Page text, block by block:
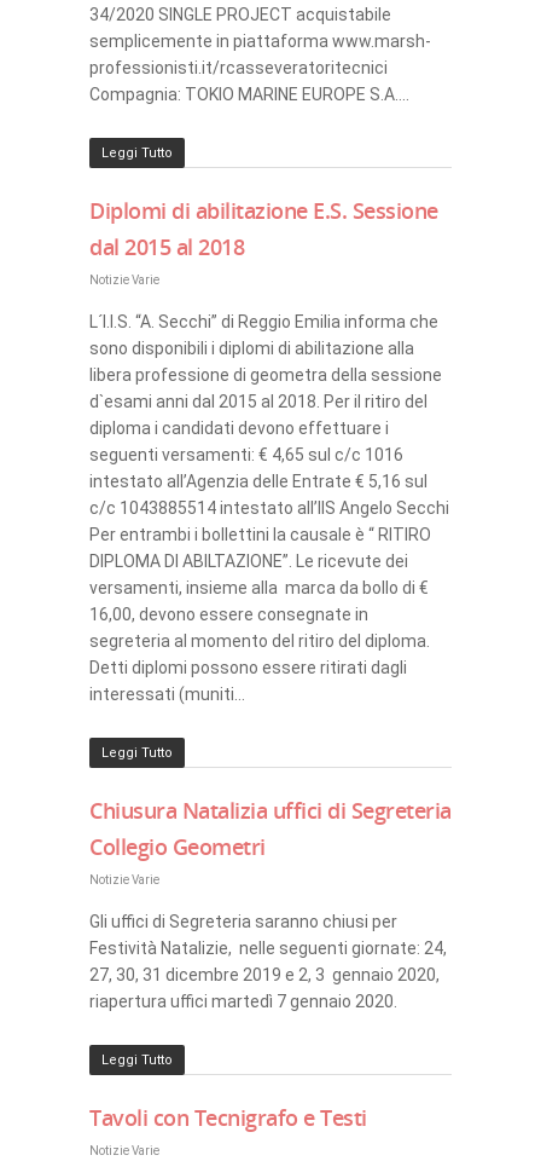
34/2020 SINGLE PROJECT acquistabile
semplicemente in piattaforma www.marsh-
professionisti.it/rcasseveratoritecnici
Compagnia: TOKIO MARINE EUROPE S.A….
Leggi Tutto
Diplomi di abilitazione E.S. Sessione
dal 2015 al 2018
Notizie Varie
L´I.I.S. “A. Secchi” di Reggio Emilia informa che
sono disponibili i diplomi di abilitazione alla
libera professione di geometra della sessione
d`esami anni dal 2015 al 2018. Per il ritiro del
diploma i candidati devono effettuare i
seguenti versamenti: € 4,65 sul c/c 1016
intestato all’Agenzia delle Entrate € 5,16 sul
c/c 1043885514 intestato all’IIS Angelo Secchi
Per entrambi i bollettini la causale è “ RITIRO
DIPLOMA DI ABILTAZIONE”. Le ricevute dei
versamenti, insieme alla marca da bollo di €
16,00, devono essere consegnate in
segreteria al momento del ritiro del diploma.
Detti diplomi possono essere ritirati dagli
interessati (muniti…
Leggi Tutto
Chiusura Natalizia uffici di Segreteria
Collegio Geometri
Notizie Varie
Gli uffici di Segreteria saranno chiusi per
Festività Natalizie, nelle seguenti giornate: 24,
27, 30, 31 dicembre 2019 e 2, 3 gennaio 2020,
riapertura uffici martedì 7 gennaio 2020.
Leggi Tutto
Tavoli con Tecnigrafo e Testi
Notizie Varie